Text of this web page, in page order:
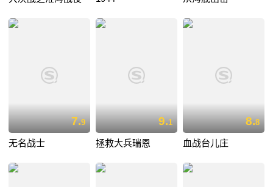
7.9
无名战士
9.1
拯救大兵瑞恩
8.8
血战台儿庄